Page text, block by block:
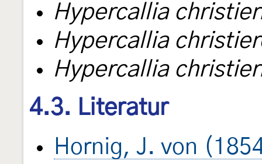
Hypercallia
Hypercallia
Hypercallia
4.3. Literatur
Hornig, J. von